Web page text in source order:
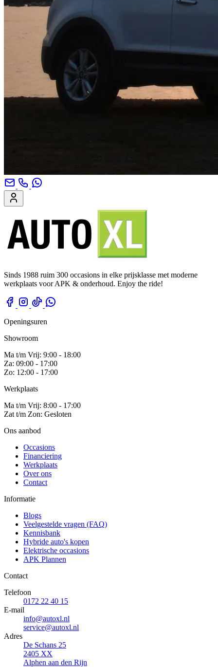
Sinds 1988 ruim 300 occasions in elke prijsklasse met moderne
werkplaats voor APK & onderhoud. Enjoy the ride!
Openingsuren
Showroom
Ma t/m Vrij: 9:00 - 18:00
Za: 09:00 - 17:00
Zo: 12:00 - 17:00
Werkplaats
Ma t/m Vrij: 8:00 - 17:00
Zat t/m Zon: Gesloten
Ons aanbod
Occasions
Financiering
Werkplaats
Over ons
Contact
Informatie
Blogs
Veelgestelde vragen (FAQ)
Kennisbank
Hybride auto's kopen
Elektrische occasions
APK Plannen
Contact
Telefoon
0172 22 40 15
E-mail
info@autoxl.nl
service@autoxl.nl
Adres
De Schans 25
2405 XX
Alphen aan den Rijn